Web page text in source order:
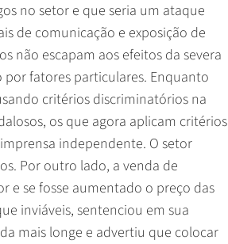
no setor e que seria um ataque
de comunicação e exposição de
não escapam aos efeitos da severa
por fatores particulares. Enquanto
critérios discriminatórios na
os que agora aplicam critérios
independente. O setor
Por outro lado, a venda de
e se fosse aumentado o preço das
inviáveis, sentenciou em sua
mais longe e advertiu que colocar